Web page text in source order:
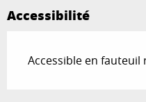
Accessibilité
Accessible en fauteuil